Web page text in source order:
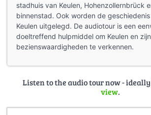
stadhuis van Keulen, Hohenzollernbrück
binnenstad. Ook worden de
Keulen uitgelegd. De audiotour is een
doeltreffend hulpmiddel om Keulen en zijn
bezienswaardigheden te verkennen.
Listen to the audio tour now -
view.